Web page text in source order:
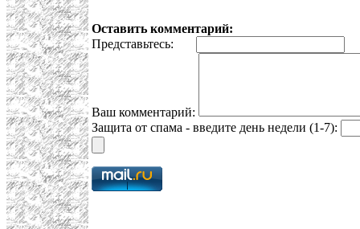
Оставить комментарий:
Представьтесь:
Ваш комментарий:
Защита от спама - введите день недели (1-7):